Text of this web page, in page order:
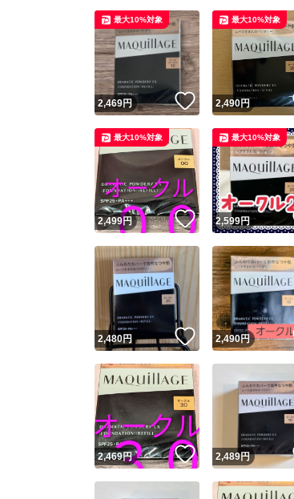
2,469円 いいね！
最大10%対象
2,490円
最大10%対象
2,499円 いいね！
最大10%対象
2,599円
最大10%対象
2,480円 いいね！
2,490円
2,469円 いいね！
2,489円